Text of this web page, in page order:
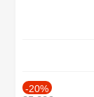
-20%